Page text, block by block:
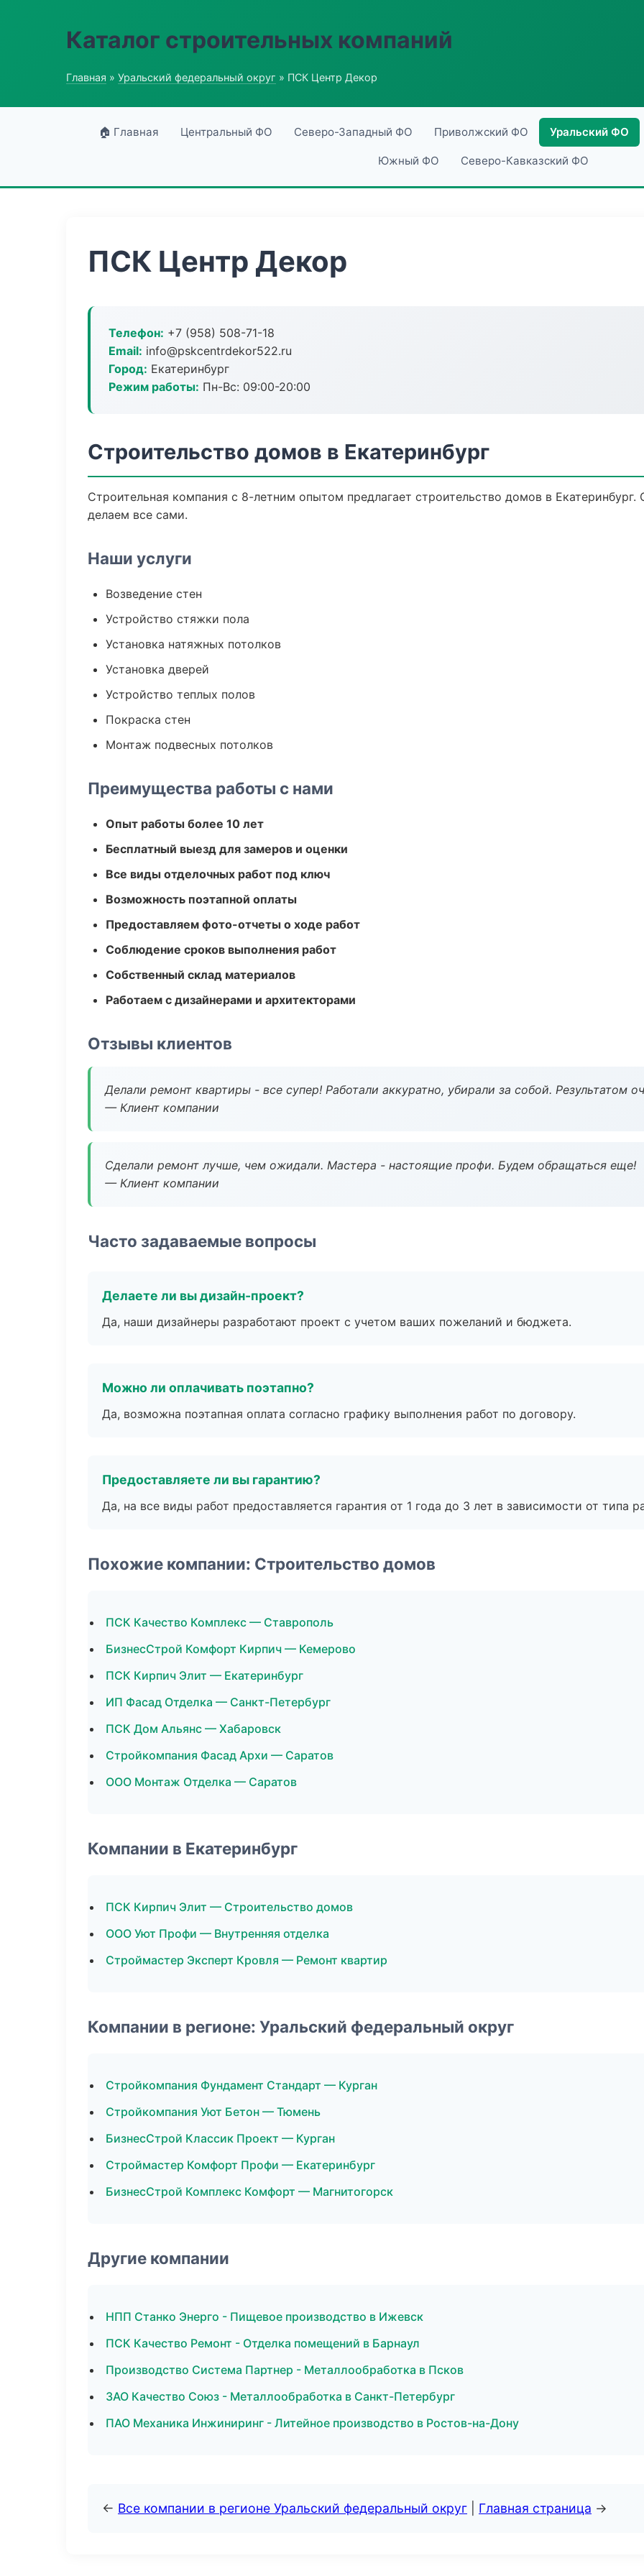
Каталог строительных компаний
Главная » Уральский федеральный округ » ПСК Центр Декор
🏠 Главная Центральный ФО Северо-Западный ФО Приволжский ФО Уральский ФО
Южный ФО Северо-Кавказский ФО
ПСК Центр Декор
Телефон: +7 (958) 508-71-18
Email: info@pskcentrdekor522.ru
Город: Екатеринбург
Режим работы: Пн-Вс: 09:00-20:00
Строительство домов в Екатеринбург
Строительная компания с 8-летним опытом предлагает строительство домов в Екатеринбург.
делаем все сами.
Наши услуги
Возведение стен
Устройство стяжки пола
Установка натяжных потолков
Установка дверей
Устройство теплых полов
Покраска стен
Монтаж подвесных потолков
Преимущества работы с нами
Опыт работы более 10 лет
Бесплатный выезд для замеров и оценки
Все виды отделочных работ под ключ
Возможность поэтапной оплаты
Предоставляем фото-отчеты о ходе работ
Соблюдение сроков выполнения работ
Собственный склад материалов
Работаем с дизайнерами и архитекторами
Отзывы клиентов
Делали ремонт квартиры - все супер! Работали аккуратно, убирали за собой. Результатом
— Клиент компании
Сделали ремонт лучше, чем ожидали. Мастера - настоящие профи. Будем обращаться еще!
— Клиент компании
Часто задаваемые вопросы
Делаете ли вы дизайн-проект?
Да, наши дизайнеры разработают проект с учетом ваших пожеланий и бюджета.
Можно ли оплачивать поэтапно?
Да, возможна поэтапная оплата согласно графику выполнения работ по договору.
Предоставляете ли вы гарантию?
Да, на все виды работ предоставляется гарантия от 1 года до 3 лет в зависимости от типа
Похожие компании: Строительство домов
ПСК Качество Комплекс — Ставрополь
БизнесСтрой Комфорт Кирпич — Кемерово
ПСК Кирпич Элит — Екатеринбург
ИП Фасад Отделка — Санкт-Петербург
ПСК Дом Альянс — Хабаровск
Стройкомпания Фасад Архи — Саратов
ООО Монтаж Отделка — Саратов
Компании в Екатеринбург
ПСК Кирпич Элит — Строительство домов
ООО Уют Профи — Внутренняя отделка
Строймастер Эксперт Кровля — Ремонт квартир
Компании в регионе: Уральский федеральный округ
Стройкомпания Фундамент Стандарт — Курган
Стройкомпания Уют Бетон — Тюмень
БизнесСтрой Классик Проект — Курган
Строймастер Комфорт Профи — Екатеринбург
БизнесСтрой Комплекс Комфорт — Магнитогорск
Другие компании
НПП Станко Энерго - Пищевое производство в Ижевск
ПСК Качество Ремонт - Отделка помещений в Барнаул
Производство Система Партнер - Металлообработка в Псков
ЗАО Качество Союз - Металлообработка в Санкт-Петербург
ПАО Механика Инжиниринг - Литейное производство в Ростов-на-Дону
← Все компании в регионе Уральский федеральный округ Главная страница →